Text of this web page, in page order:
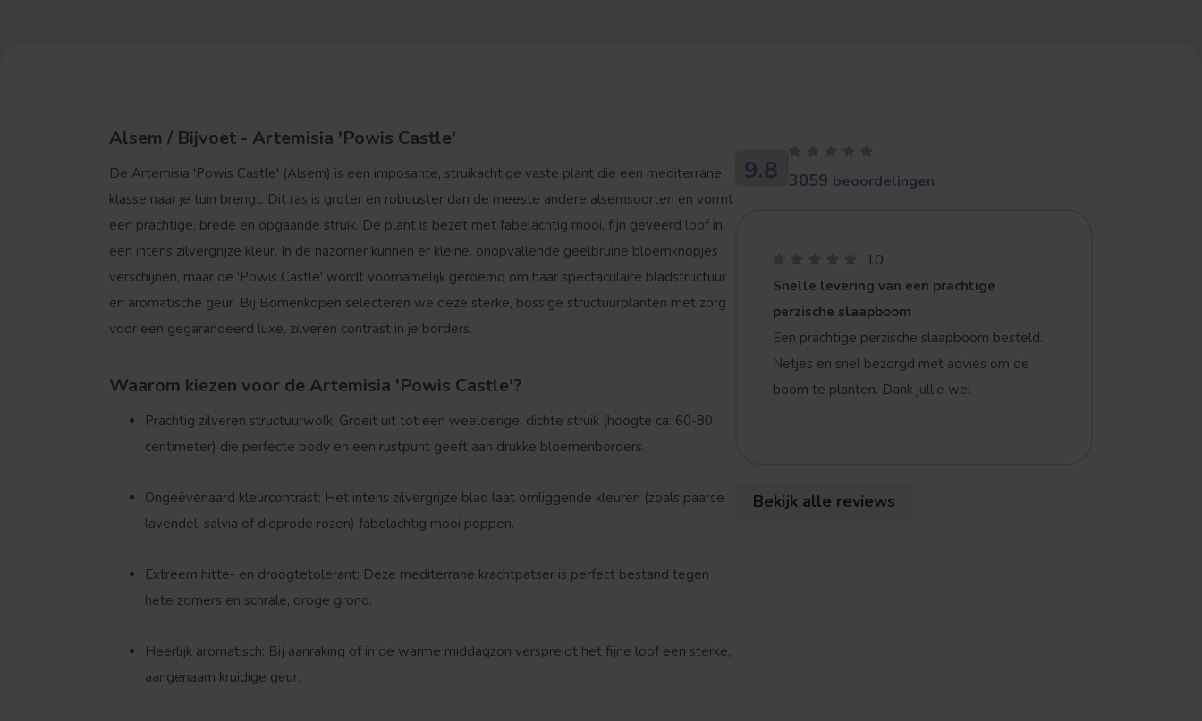
Alsem / Bijvoet - Artemisia 'Powis Castle'
De Artemisia 'Powis Castle' (Alsem) is een imposante, struikachtige vaste plant die een mediterrane
klasse naar je tuin brengt. Dit ras is groter en robuuster dan de meeste andere alsemsoorten en vormt
een prachtige, brede en opgaande struik. De plant is bezet met fabelachtig mooi, fijn geveerd loof in
een intens zilvergrijze kleur. In de nazomer kunnen er kleine, onopvallende geelbruine bloemknopjes
verschijnen, maar de 'Powis Castle' wordt voornamelijk geroemd om haar spectaculaire bladstructuur
en aromatische geur. Bij Bomenkopen selecteren we deze sterke, bossige structuurplanten met zorg
voor een gegarandeerd luxe, zilveren contrast in je borders.
Waarom kiezen voor de Artemisia 'Powis Castle'?
Prachtig zilveren structuurwolk: Groeit uit tot een weelderige, dichte struik (hoogte ca. 60-80
centimeter) die perfecte body en een rustpunt geeft aan drukke bloemenborders.
Ongeëvenaard kleurcontrast: Het intens zilvergrijze blad laat omliggende kleuren (zoals paarse
lavendel, salvia of dieprode rozen) fabelachtig mooi poppen.
Extreem hitte- en droogtetolerant: Deze mediterrane krachtpatser is perfect bestand tegen
hete zomers en schrale, droge grond.
Heerlijk aromatisch: Bij aanraking of in de warme middagzon verspreidt het fijne loof een sterke,
aangenaam kruidige geur.
9.8 3059 beoordelingen
10
Snelle levering van een prachtige
perzische slaapboom
Een prachtige perzische slaapboom besteld.
Netjes en snel bezorgd met advies om de
boom te planten. Dank jullie wel
Bekijk alle reviews